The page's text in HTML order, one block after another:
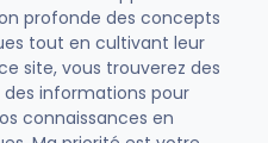
profonde des concepts
tout en cultivant leur
site, vous trouverez des
informations pour
connaissances en